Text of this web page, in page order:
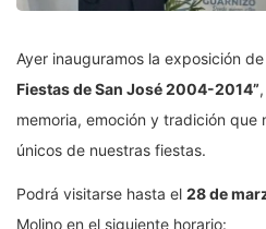
Ayer inauguramos la exposición
Fiestas de San José 2004-2014”
memoria, emoción y tradición que
únicos de nuestras fiestas.
Podrá visitarse hasta el 28 de
Molino en el siguiente horario: